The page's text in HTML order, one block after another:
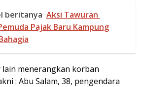
beritanya Aksi Tawuran
Pajak Baru Kampung
menerangkan korban
: Abu Salam, 38, pengendara